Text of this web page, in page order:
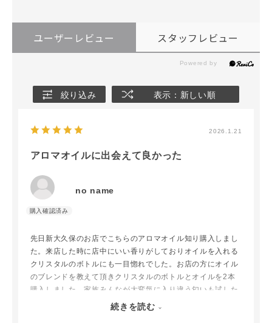
ユーザーレビュー スタッフレビュー
絞り込み 表示：新しい順
2026.1.21
アロマオイルに出会えて良かった
no name
先日新大久保のお店でこちらのアロマオイル知り購入しまし
た。来店した時に店中にいい香りがしておりオイルを入れる
クリスタルのボトルにも一目惚れでした。お店の方にオイル
のブレンドを教えて頂きクリスタルのボトルとオイルを2本
購入しました。家族みんなが大変気に入り違う匂いも試した
いと思い、取り扱い店舗をみつけオイルを2本購入しまし
続きを読む